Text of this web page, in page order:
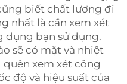
biết chất lượng đi
nhất là cần xem xét
dụng bạn sử dụng.
sẽ có mặt và nhiệt
quên xem xét công
độ và hiệu suất của